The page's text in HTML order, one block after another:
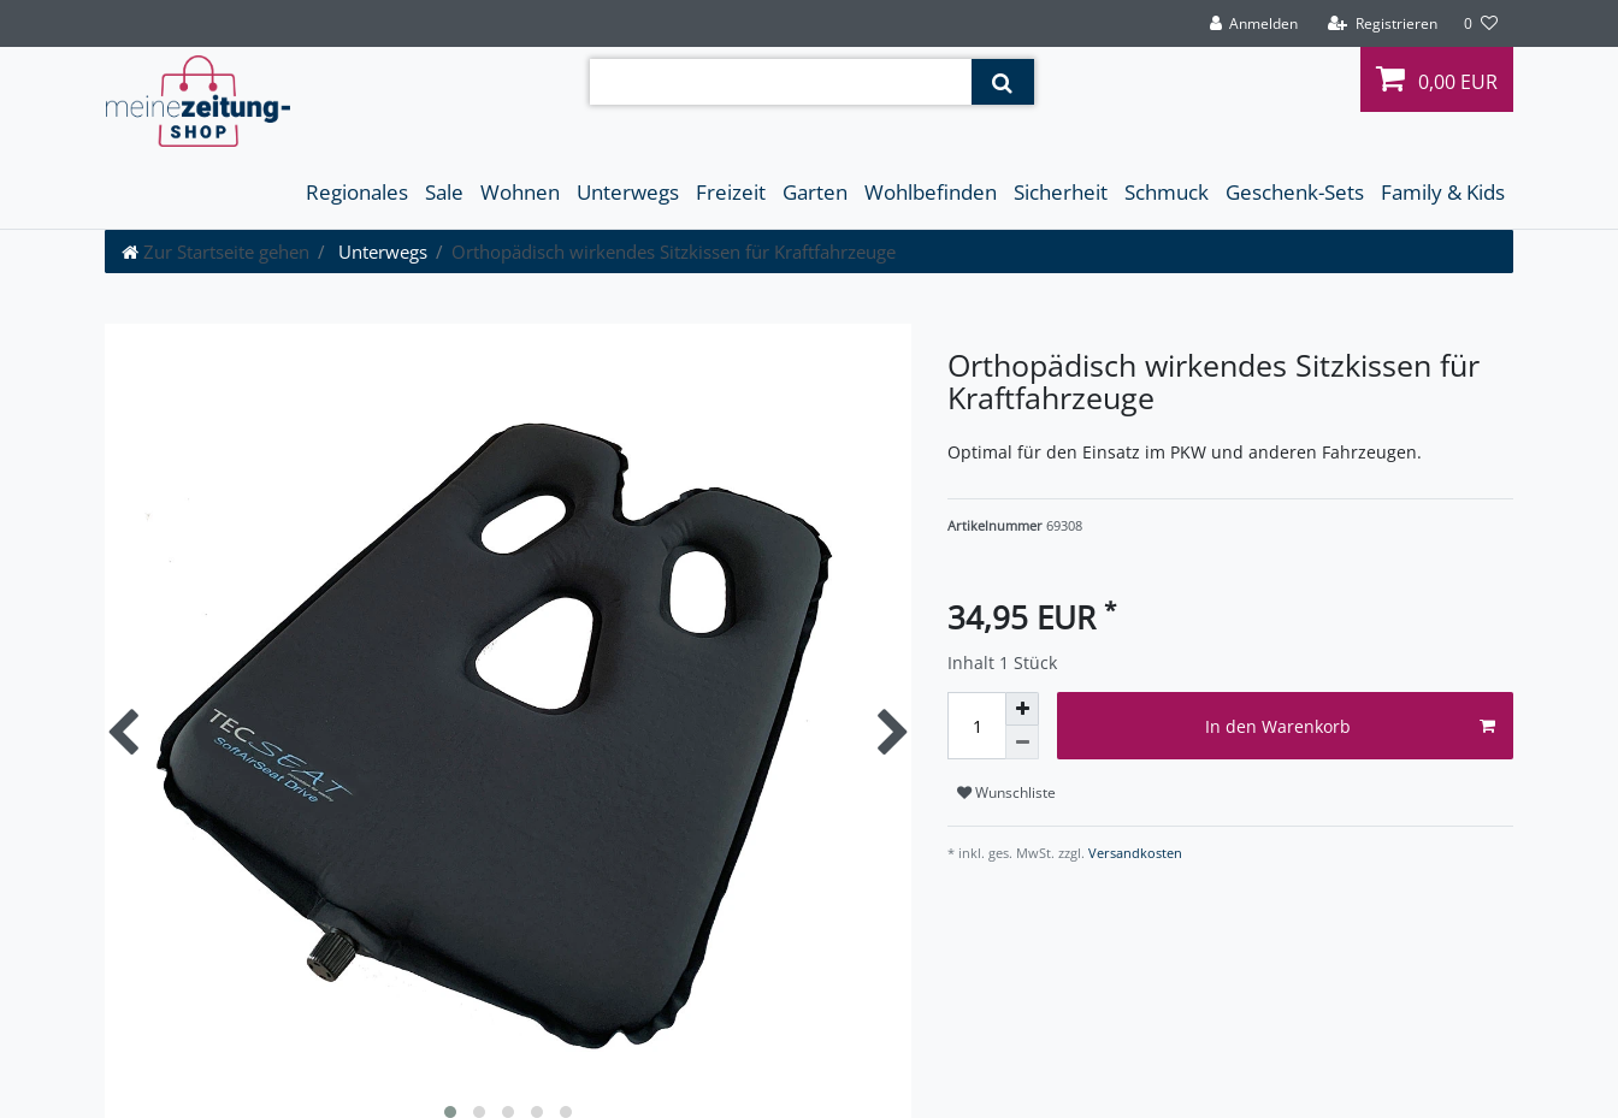
Anmelden Registrieren 0
0,00 EUR
Regionales Sale Wohnen Unterwegs Freizeit Garten Wohlbefinden Sicherheit Schmuck Geschenk-Sets Family & Kids
Zur Startseite gehen Unterwegs Orthopädisch wirkendes Sitzkissen für Kraftfahrzeuge
Orthopädisch wirkendes Sitzkissen für
Kraftfahrzeuge
Optimal für den Einsatz im PKW und anderen Fahrzeugen.
Artikelnummer 69308
34,95 EUR *
Inhalt 1 Stück
In den Warenkorb
Wunschliste
* inkl. ges. MwSt. zzgl. Versandkosten